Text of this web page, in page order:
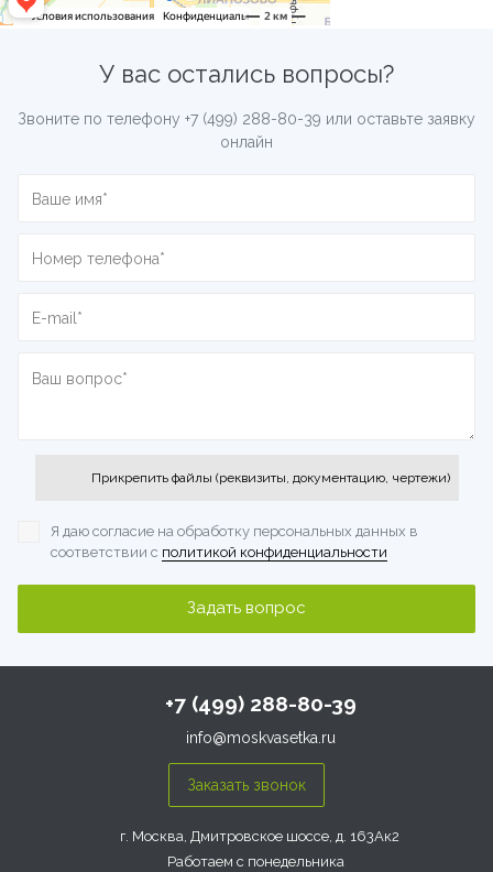
У вас остались вопросы?
Звоните по телефону +7 (499) 288-80-39 или оставьте заявку
онлайн
Прикрепить файлы (реквизиты, документацию, чертежи)
Я даю согласие на обработку персональных данных в
соответствии с политикой конфиденциальности
+7 (499) 288-80-39
info@moskvasetka.ru
г. Москва, Дмитровское шоссе, д. 163Ак2
Работаем с понедельника